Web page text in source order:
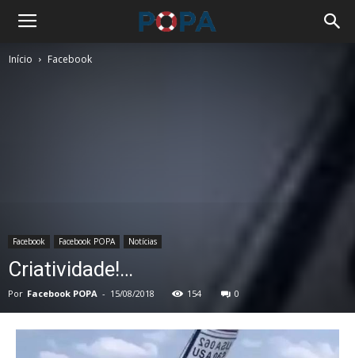
Início Facebook
Facebook Facebook POPA Notícias
Criatividade!…
Por Facebook POPA - 15/08/2018 154 0